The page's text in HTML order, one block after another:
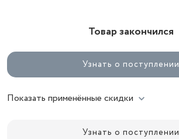
Товар закончился
Узнать о поступлении
Показать применённые скидки
Узнать о поступлении